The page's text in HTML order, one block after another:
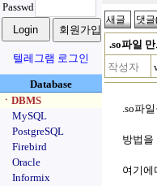
Passwd
텔레그램 로그인
Database
ㆍDBMS
MySQL
PostgreSQL
Firebird
Oracle
Informix
.so파일
작성자
.so파
방법을
여기에